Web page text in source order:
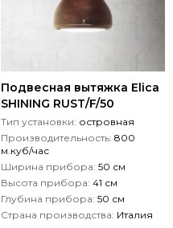
Подвесная вытяжка Elica
SHINING RUST/F/50
Тип установки: островная
Производительность: 800
м.куб/час
Ширина прибора: 50 см
Высота прибора: 41 см
Глубина прибора: 50 см
Страна производства: Италия